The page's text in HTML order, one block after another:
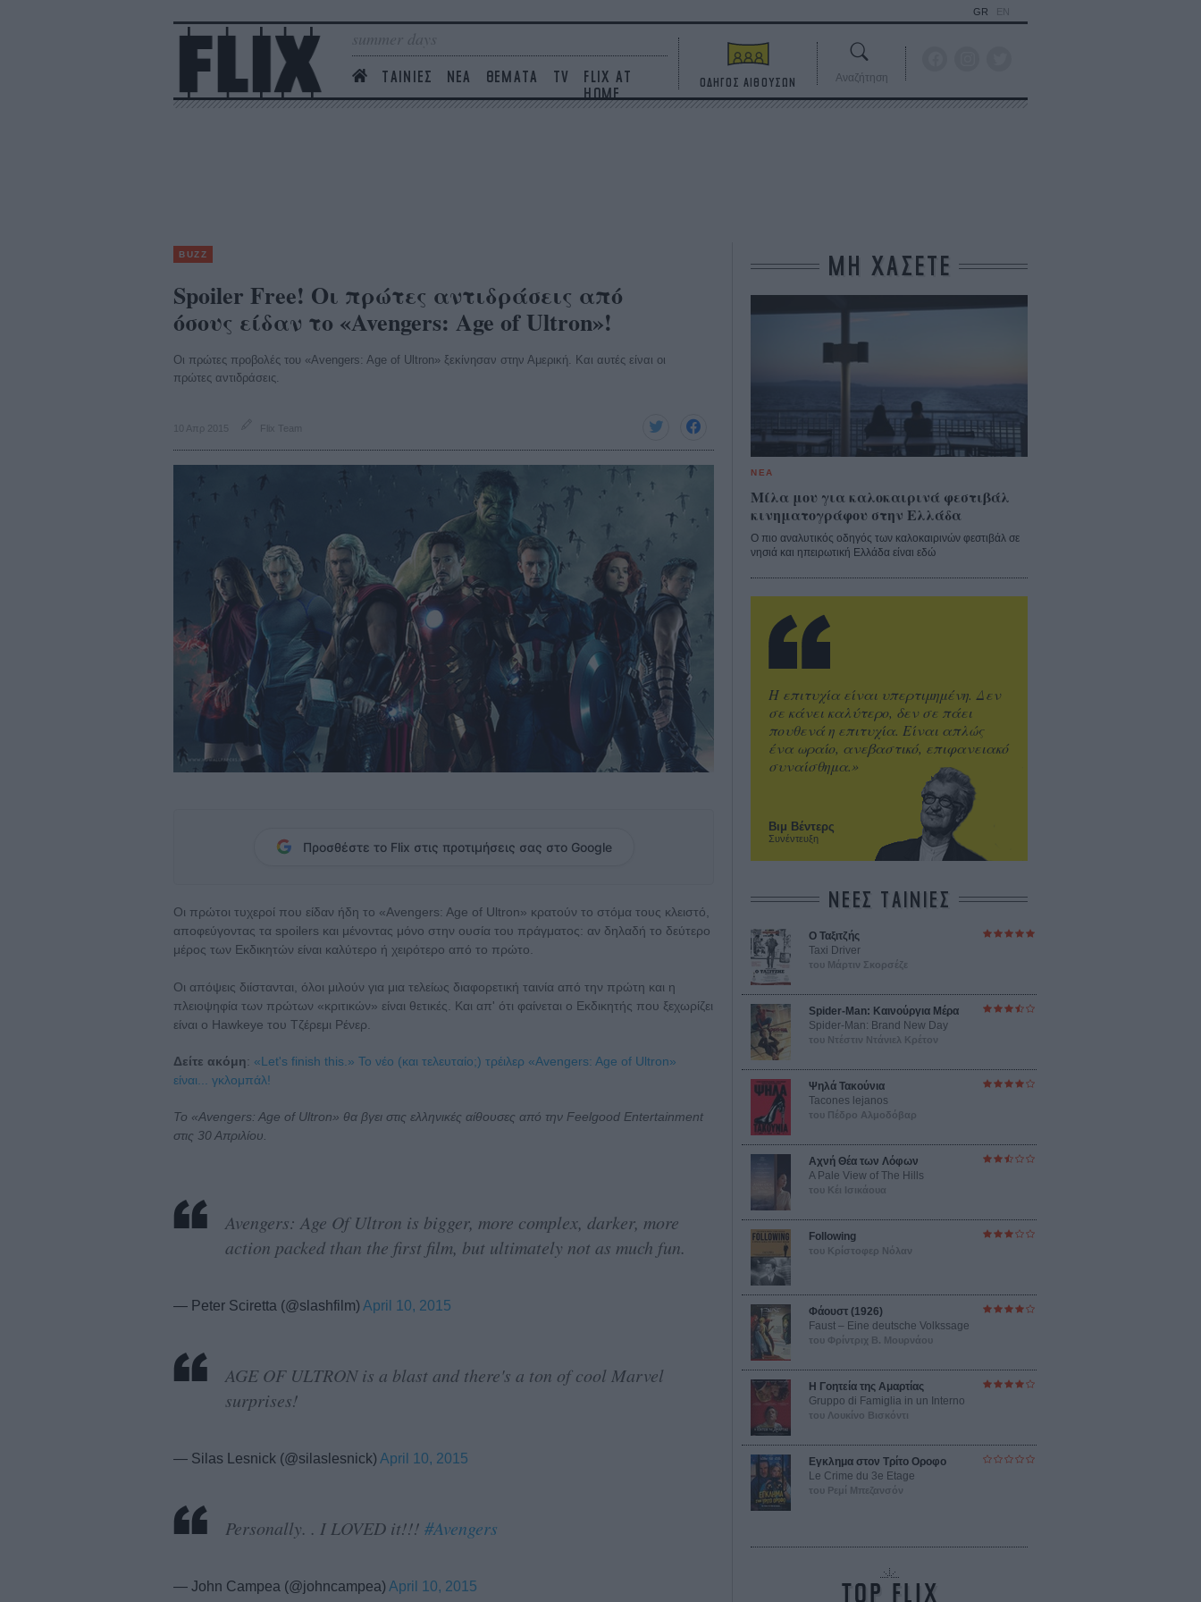
summer days
ΤΑΙΝΙΕΣ ΝΕΑ ΘΕΜΑΤΑ TV
FLIX AT
HOME
GR EN
ΟΔΗΓΟΣ ΑΙΘΟΥΣΩΝ Αναζήτηση
BUZZ
Spoiler Free! Οι πρώτες αντιδράσεις από
όσους είδαν το «Avengers: Age of Ultron»!
Οι πρώτες προβολές του «Avengers: Age of Ultron» ξεκίνησαν στην Αμερική. Και αυτές είναι οι
πρώτες αντιδράσεις.
10 Απρ 2015 Flix Team
Προσθέστε το Flix στις προτιμήσεις σας στο Google
Οι πρώτοι τυχεροί που είδαν ήδη το «Avengers: Age of Ultron» κρατούν το στόμα τους κλειστό,
αποφεύγοντας τα spoilers και μένοντας μόνο στην ουσία του πράγματος: αν δηλαδή το δεύτερο
μέρος των Εκδικητών είναι καλύτερο ή χειρότερο από το πρώτο.
Οι απόψεις διίστανται, όλοι μιλούν για μια τελείως διαφορετική ταινία από την πρώτη και η
πλειοψηφία των πρώτων «κριτικών» είναι θετικές. Και απ' ότι φαίνεται ο Εκδικητής που ξεχωρίζει
είναι ο Hawkeye του Τζέρεμι Ρένερ.
Δείτε ακόμη: «Let's finish this.» Το νέο (και τελευταίο;) τρέιλερ «Avengers: Age of Ultron»
είναι... γκλομπάλ!
Το «Avengers: Age of Ultron» θα βγει στις ελληνικές αίθουσες από την Feelgood Entertainment
στις 30 Απριλίου.
Avengers: Age Of Ultron is bigger, more complex, darker, more
action packed than the first film, but ultimately not as much fun.
— Peter Sciretta (@slashfilm) April 10, 2015
AGE OF ULTRON is a blast and there's a ton of cool Marvel
surprises!
— Silas Lesnick (@silaslesnick) April 10, 2015
Personally. . I LOVED it!!! #Avengers
— John Campea (@johncampea) April 10, 2015
ΜΗ ΧΑΣΕΤΕ
ΝΕΑ
Μίλα μου για καλοκαιρινά φεστιβάλ
κινηματογράφου στην Ελλάδα
Ο πιο αναλυτικός οδηγός των καλοκαιρινών φεστιβάλ σε
νησιά και ηπειρωτική Ελλάδα είναι εδώ
Βιμ Βέντερς
Συνέντευξη
Η επιτυχία είναι υπερτιμημένη. Δεν
σε κάνει καλύτερο, δεν σε πάει
πουθενά η επιτυχία. Είναι απλώς
ένα ωραίο, ανεβαστικό, επιφανειακό
συναίσθημα.»
ΝΕΕΣ ΤΑΙΝΙΕΣ
O Ταξιτζής
Taxi Driver
του Μάρτιν Σκορσέζε
Spider-Man: Καινούργια Μέρα
Spider-Man: Brand New Day
του Ντέστιν Ντάνιελ Κρέτον
Ψηλά Τακούνια
Tacones lejanos
του Πέδρο Αλμοδόβαρ
Αχνή Θέα των Λόφων
A Pale View of The Hills
του Κέι Ισικάουα
Following
του Κρίστοφερ Νόλαν
Φάουστ (1926)
Faust – Eine deutsche Volkssage
του Φρίντριχ Β. Μουρνάου
Η Γοητεία της Αμαρτίας
Gruppo di Famiglia in un Interno
του Λουκίνο Βισκόντι
Εγκλημα στον Τρίτο Οροφο
Le Crime du 3e Etage
του Ρεμί Μπεζανσόν